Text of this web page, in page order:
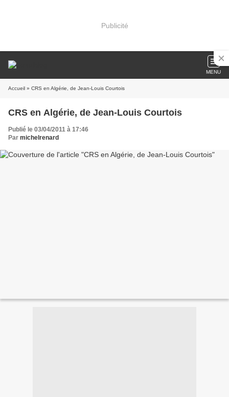
Publicité
MENU
Accueil » CRS en Algérie, de Jean-Louis Courtois
CRS en Algérie, de Jean-Louis Courtois
Publié le 03/04/2011 à 17:46
Par michelrenard